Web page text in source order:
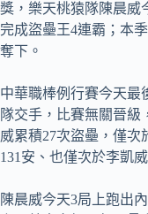
獎，樂天桃猿隊陳晨威
完成盜壘王4連霸；本
奪下。
中華職棒例行賽今天最
隊交手，比賽無關晉級
威累積27次盜壘，僅次
131安、也僅次於李凱威
陳晨威今天3局上跑出